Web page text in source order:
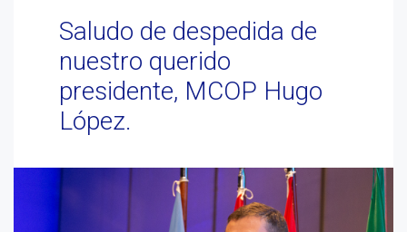
Saludo de despedida de
nuestro querido
presidente, MCOP Hugo
López.